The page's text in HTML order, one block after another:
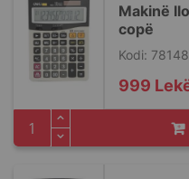
Makinë
copë
Kodi:
999